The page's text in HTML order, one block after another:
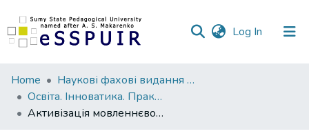
Log In (current)
Communities
&
Collections
Home
Наукові фахові видання СумДПУ
Освіта. Інноватика. Практика
Активізація мовленнєвої діяльності дітей дошкільного вікуз розладами аутистичного спектра методом сенсорної інтеграції